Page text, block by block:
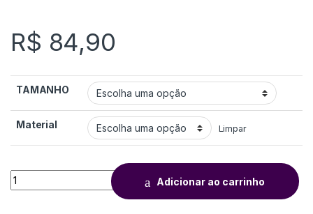
R$ 84,90
TAMANHO
Material Limpar
Adicionar ao carrinho